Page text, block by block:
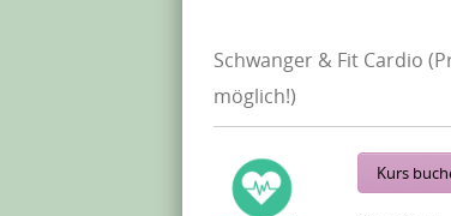
Schwanger & Fit Cardio
möglich!)
Kurs